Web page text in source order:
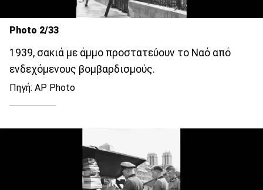
Photo 2/33
1939, σακιά με άμμο προστατεύουν το Ναό από
ενδεχόμενους βομβαρδισμούς.
Πηγή: AP Photo